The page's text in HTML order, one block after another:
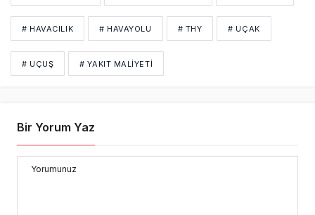
# HAVACILIK # HAVAYOLU # THY # UÇAK
# UÇUŞ # YAKIT MALIYETI
Bir Yorum Yaz
Yorumunuz